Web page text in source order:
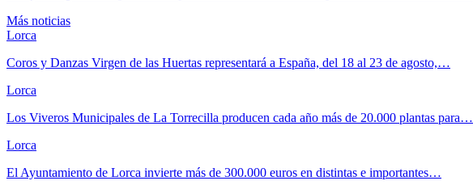
Más noticias
Lorca
Coros y Danzas Virgen de las Huertas representará a España, del 18 al 23 de agosto,…
Lorca
Los Viveros Municipales de La Torrecilla producen cada año más de 20.000 plantas para…
Lorca
El Ayuntamiento de Lorca invierte más de 300.000 euros en distintas e importantes…